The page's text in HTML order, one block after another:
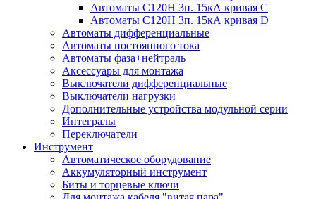
Автоматы С120Н 3п. 15кА кривая C
Автоматы С120Н 3п. 15кА кривая D
Автоматы дифференциальные
Автоматы постоянного тока
Автоматы фаза+нейтраль
Аксессуары для монтажа
Выключатели дифференциальные
Выключатели нагрузки
Дополнительные устройства модульной серии
Интегралы
Переключатели
Инструмент
Автоматическое оборудование
Аккумуляторный инструмент
Биты и торцевые ключи